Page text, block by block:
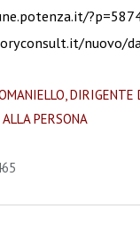
nuovo/
DIRIGENTE
PERSONA